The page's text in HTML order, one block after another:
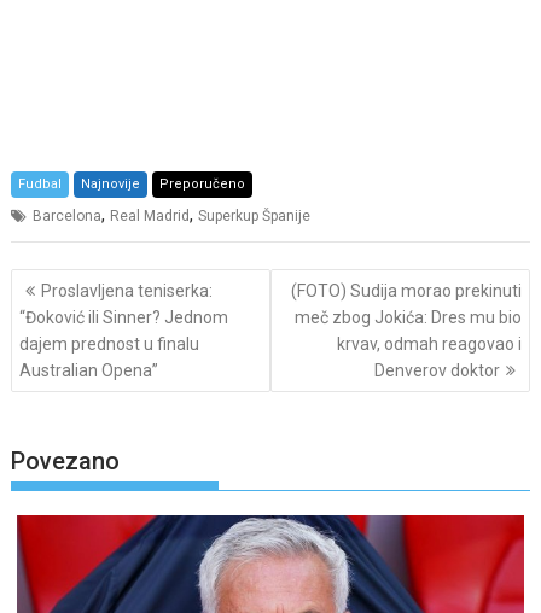
Fudbal Najnovije Preporučeno
Barcelona, Real Madrid,Superkup Španije
Post
navigation
Proslavljena teniserka:
“Đoković ili Sinner? Jednom
dajem prednost u finalu
Australian Opena”
(FOTO) Sudija morao prekinuti
meč zbog Jokića: Dres mu bio
krvav, odmah reagovao i
Denverov doktor
Povezano